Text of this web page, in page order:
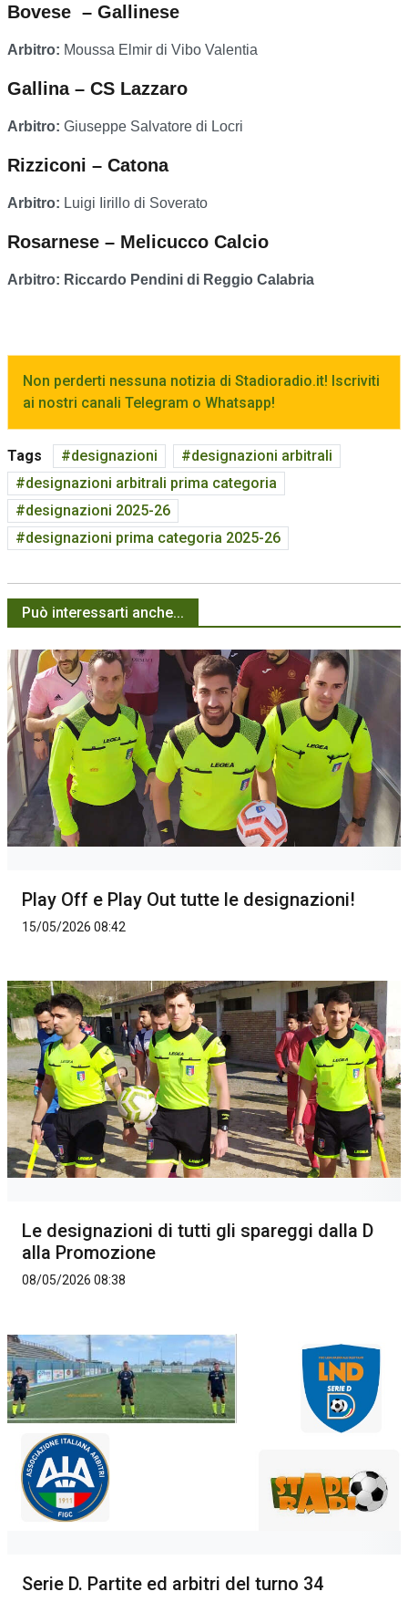
Bovese – Gallinese
Arbitro: Moussa Elmir di Vibo Valentia
Gallina – CS Lazzaro
Arbitro: Giuseppe Salvatore di Locri
Rizziconi – Catona
Arbitro: Luigi Iirillo di Soverato
Rosarnese – Melicucco Calcio
Arbitro: Riccardo Pendini di Reggio Calabria
Non perderti nessuna notizia di Stadioradio.it! Iscriviti
ai nostri canali Telegram o Whatsapp!
Tags designazioni
designazioni arbitrali
designazioni arbitrali prima categoria
designazioni 2025-26
designazioni prima categoria 2025-26
Può interessarti anche...
Play Off e Play Out tutte le designazioni!
15/05/2026 08:42
Le designazioni di tutti gli spareggi dalla D
alla Promozione
08/05/2026 08:38
Serie D. Partite ed arbitri del turno 34